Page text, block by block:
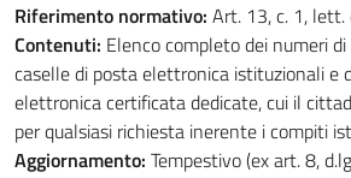
Riferimento normativo: Art. 13, c. 1,
Contenuti: Elenco completo dei numeri
caselle di posta elettronica istituzionali e
elettronica certificata dedicate, cui il
per qualsiasi richiesta inerente i compiti
Aggiornamento: Tempestivo (ex art. 8,